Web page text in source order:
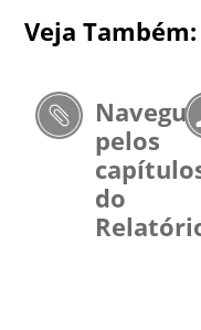
Veja Também:
Navegue
pelos
do